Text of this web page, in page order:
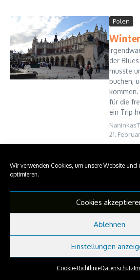
Wir verwenden Cookies, um unsere Website und
optimieren.
Cookies
Ablehnen
Einstellungen
Cookie-RichtlinieDatenschutz
Polen
der
musste
buchen,
für die
ein Trip
21.
Read
Nachrichtenmagazin X